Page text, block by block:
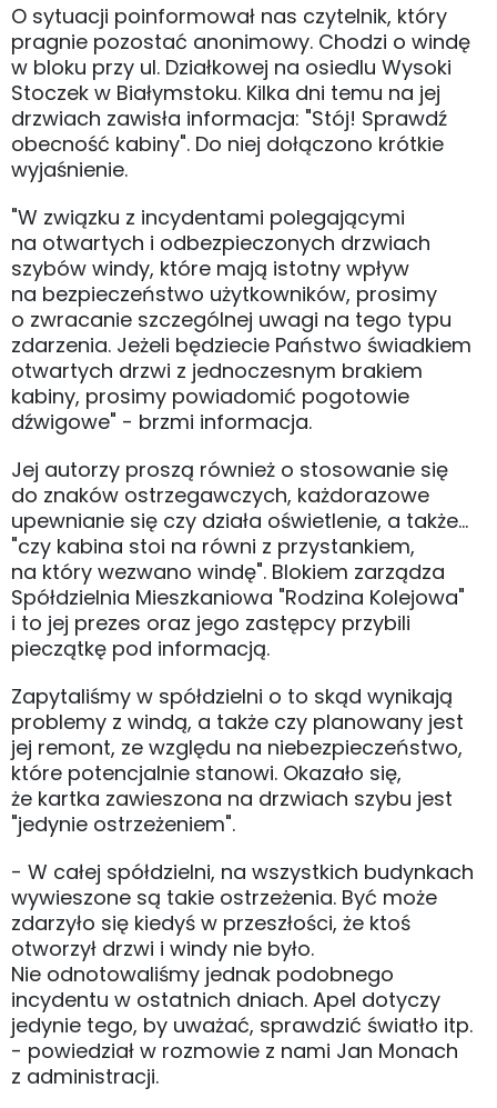
O sytuacji poinformował nas czytelnik, który
pragnie pozostać anonimowy. Chodzi o windę
w bloku przy ul. Działkowej na osiedlu Wysoki
Stoczek w Białymstoku. Kilka dni temu na jej
drzwiach zawisła informacja: "Stój! Sprawdź
obecność kabiny". Do niej dołączono krótkie
wyjaśnienie.
"W związku z incydentami polegającymi
na otwartych i odbezpieczonych drzwiach
szybów windy, które mają istotny wpływ
na bezpieczeństwo użytkowników, prosimy
o zwracanie szczególnej uwagi na tego typu
zdarzenia. Jeżeli będziecie Państwo świadkiem
otwartych drzwi z jednoczesnym brakiem
kabiny, prosimy powiadomić pogotowie
dźwigowe" - brzmi informacja.
Jej autorzy proszą również o stosowanie się
do znaków ostrzegawczych, każdorazowe
upewnianie się czy działa oświetlenie, a także...
"czy kabina stoi na równi z przystankiem,
na który wezwano windę". Blokiem zarządza
Spółdzielnia Mieszkaniowa "Rodzina Kolejowa"
i to jej prezes oraz jego zastępcy przybili
pieczątkę pod informacją.
Zapytaliśmy w spółdzielni o to skąd wynikają
problemy z windą, a także czy planowany jest
jej remont, ze względu na niebezpieczeństwo,
które potencjalnie stanowi. Okazało się,
że kartka zawieszona na drzwiach szybu jest
"jedynie ostrzeżeniem".
- W całej spółdzielni, na wszystkich budynkach
wywieszone są takie ostrzeżenia. Być może
zdarzyło się kiedyś w przeszłości, że ktoś
otworzył drzwi i windy nie było.
Nie odnotowaliśmy jednak podobnego
incydentu w ostatnich dniach. Apel dotyczy
jedynie tego, by uważać, sprawdzić światło itp.
- powiedział w rozmowie z nami Jan Monach
z administracji.